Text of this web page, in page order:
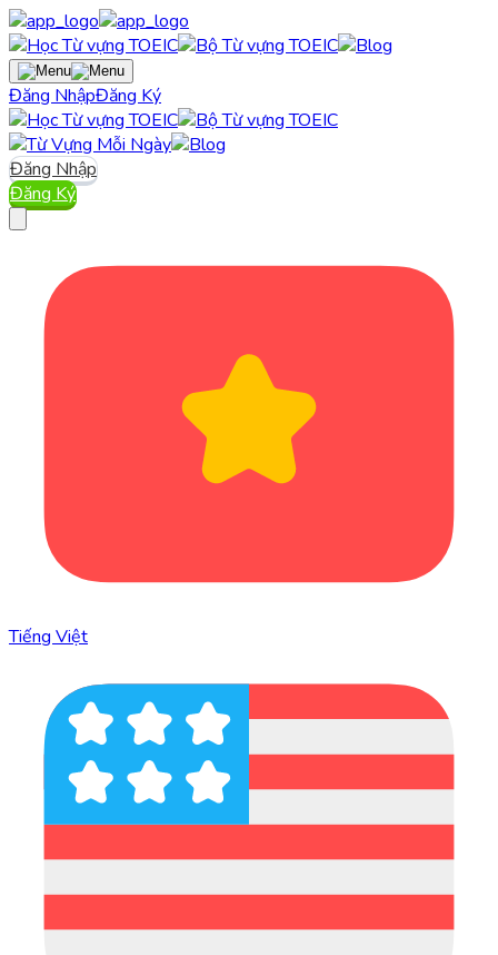
Đăng NhậpĐăng Ký
Đăng Nhập
Đăng Ký
Tiếng Việt